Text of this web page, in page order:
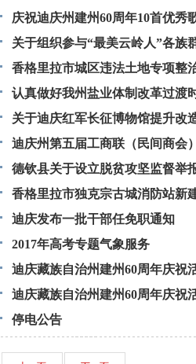
庆祝迪庆州建州60周年10首优秀
关于组织参与“最美云岭人”各族
香格里拉市城区违法土地专项整
绘四邻指界有关事项的通知
认真做好我州盐业体制改革过渡
关于迪庆红军长征博物馆提升改
迪庆州第五届工商联（民间商会
德钦县关于设立脱贫攻坚监督举
香格里拉市独克宗古城消防站新
迪庆发布一批干部任免职通知
2017年高考专题气象服务
迪庆藏族自治州建州60周年庆祝
迪庆藏族自治州建州60周年庆祝
建州60周年庆祝活动徽标的通知
停电公告